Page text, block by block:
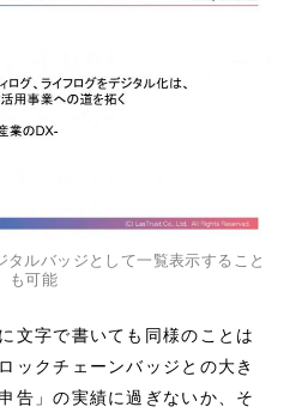
ルバッジとして一覧表示すること
も可能
文字で書いても同様のことは
ックチェーンバッジとの大き
告」の実績に過ぎないか、そ